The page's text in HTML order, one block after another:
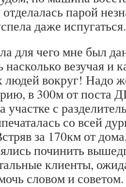
парой
даже испугаться.
для чего мне был
насколько везучая и
вокруг! Надо
в 300м от поста
участке с
со всей
за 170км от
починить
клиенты,
словом и советом.